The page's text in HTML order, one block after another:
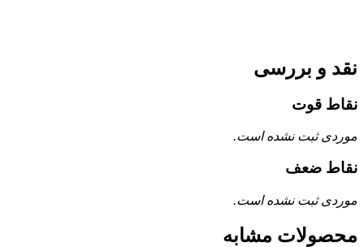
نقد و بررسی
نقاط قوت
موردی ثبت نشده است.
نقاط ضعف
موردی ثبت نشده است.
محصولات مشابه